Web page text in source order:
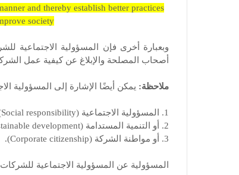
and thereby establish better practices
society.
وبعبارة أخرى فإن المسؤولية الاجتماعية
أصحاب المصلحة والإبلاغ عن كيفية عمل
ملاحظة: يمكن أيضًا الإشارة إلى المسؤولية
1. المسؤولية الاجتماعية (Social responsibility).
2. أو التنمية المستدامة (Sustainable development).
3. أو مواطنة الشركة (Corporate citizenship).
المسؤولية عن المسؤولية الاجتماعية